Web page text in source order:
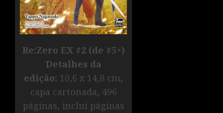
Re:Zero EX #2 (de #5+)
Detalhes da
edição: 10,6 x 14,8 cm,
capa cartonada, 496
páginas, inclui páginas